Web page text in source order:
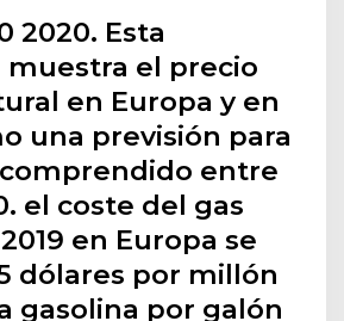
2020. Esta
muestra el precio
en Europa y en
una previsión para
entre
el coste del gas
en Europa se
dólares por millón
gasolina por galón